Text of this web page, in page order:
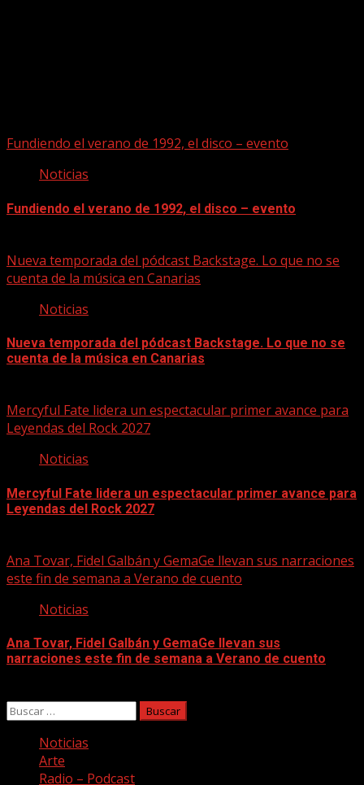
Fundiendo el verano de 1992, el disco – evento
Noticias
Fundiendo el verano de 1992, el disco – evento
Nueva temporada del pódcast Backstage. Lo que no se
cuenta de la música en Canarias
Noticias
Nueva temporada del pódcast Backstage. Lo que no se
cuenta de la música en Canarias
Mercyful Fate lidera un espectacular primer avance para
Leyendas del Rock 2027
Noticias
Mercyful Fate lidera un espectacular primer avance para
Leyendas del Rock 2027
Ana Tovar, Fidel Galbán y GemaGe llevan sus narraciones
este fin de semana a Verano de cuento
Noticias
Ana Tovar, Fidel Galbán y GemaGe llevan sus
narraciones este fin de semana a Verano de cuento
Buscar:
Noticias
Arte
Radio – Podcast